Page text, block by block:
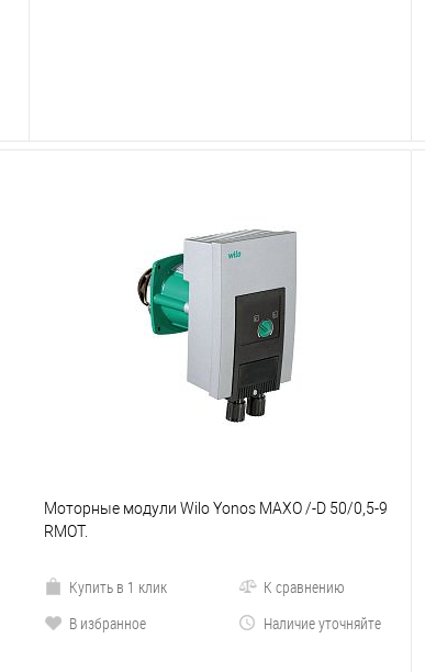
Моторные модули Wilo Yonos MAXO /-D 50/0,5-9
RMOT.
Купить в 1 клик
К сравнению
В избранное
Наличие уточняйте